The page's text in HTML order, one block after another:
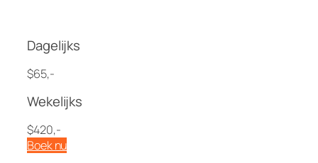
Dagelijks
$65,-
Wekelijks
$420,-
Boek nu